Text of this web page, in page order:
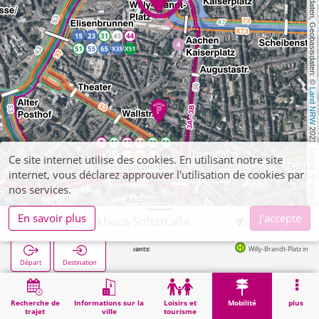
, Kartendaten, Geobasisdaten: ©
Land NRW
2021, Lizenz
dl-de/by-2-0
Recherche de
trajet
Informations sur la
ville
Loisirs et
tourisme
Mobilité plus
Aachen, Parkhaus Stiftstraße
Départ Destination
Willy-Brandt-Platz in 137m
Démarrage Parkings (autres) Aachen, Parkhaus Stiftstraße
Ce site internet utilise des cookies. En utilisant notre site
internet, vous déclarez approuver l'utilisation de cookies par
nos services.
En savoir plus
J'accepte